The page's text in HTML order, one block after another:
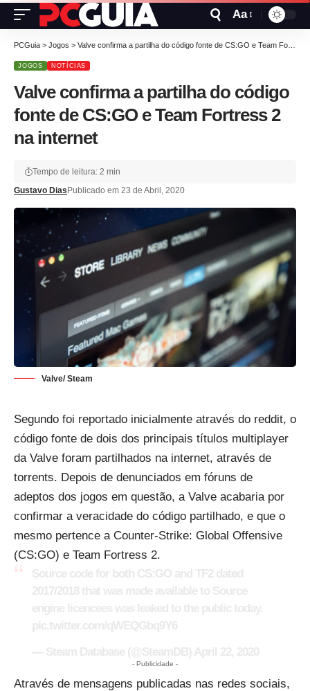
Aa
PCGuia > Jogos > Valve confirma a partilha do código fonte de CS:GO e Team Fortress 2 na internet
JOGOS NOTÍCIAS
Valve confirma a partilha do código
fonte de CS:GO e Team Fortress 2
na internet
Gustavo Dias Publicado em 23 de Abril, 2020
Tempo de leitura: 2 min
Valve/ Steam
Segundo foi reportado inicialmente através do reddit, o
código fonte de dois dos principais títulos multiplayer
da Valve foram partilhados na internet, através de
torrents. Depois de denunciados em fóruns de
adeptos dos jogos em questão, a Valve acabaria por
confirmar a veracidade do código partilhado, e que o
mesmo pertence a Counter-Strike: Global Offensive
(CS:GO) e Team Fortress 2.
- Publicidade -
Através de mensagens publicadas nas redes sociais,